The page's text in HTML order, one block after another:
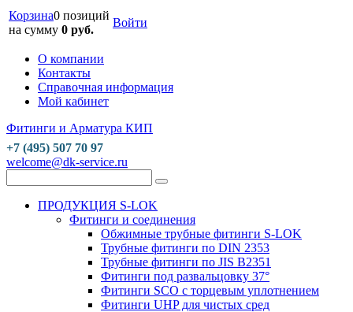
Корзина0 позиций
на сумму 0 руб.
Войти
О компании
Контакты
Справочная информация
Мой кабинет
Фитинги и Арматура КИП
+7 (495) 507 70 97
welcome@dk-service.ru
ПРОДУКЦИЯ S-LOK
Фитинги и соединения
Обжимные трубные фитинги S-LOK
Трубные фитинги по DIN 2353
Трубные фитинги по JIS B2351
Фитинги под развальцовку 37°
Фитинги SCO с торцевым уплотнением
Фитинги UHP для чистых сред